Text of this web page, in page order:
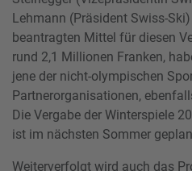
Lehmann (Präsident Swiss-
beantragten Mittel für diesen
rund 2,1 Millionen Franken,
jene der nicht-olympischen
Partnerorganisationen,
Die Vergabe der Winterspiele
ist im nächsten Sommer
Weiterverfolgt wird auch das